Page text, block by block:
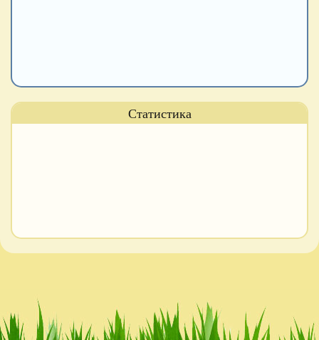
Статистика